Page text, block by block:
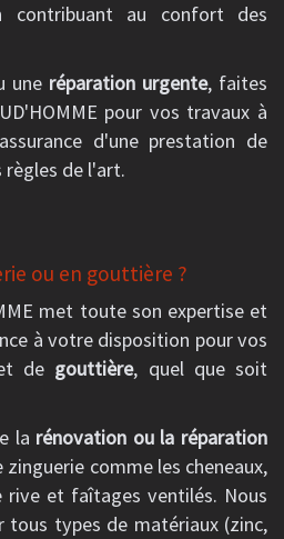
contribuant au confort des
une réparation urgente, faites
pour vos travaux à
d'une prestation de
règles de l'art.
ou en gouttière ?
met toute son expertise et
à votre disposition pour vos
de gouttière, quel que soit
la rénovation ou la réparation
comme les cheneaux,
rive et faîtages ventilés. Nous
types de matériaux (zinc,